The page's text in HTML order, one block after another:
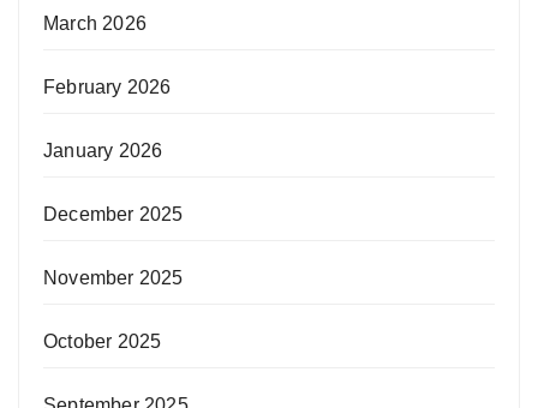
March 2026
February 2026
January 2026
December 2025
November 2025
October 2025